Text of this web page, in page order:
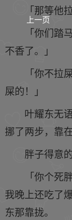
「那等他
「你们踏
不香了。」
「你不拉
屎的！」
叶耀东无
挪了两步，靠
胖子得意
「你个死
我晚上还吃了
东那靠拢。
上一页